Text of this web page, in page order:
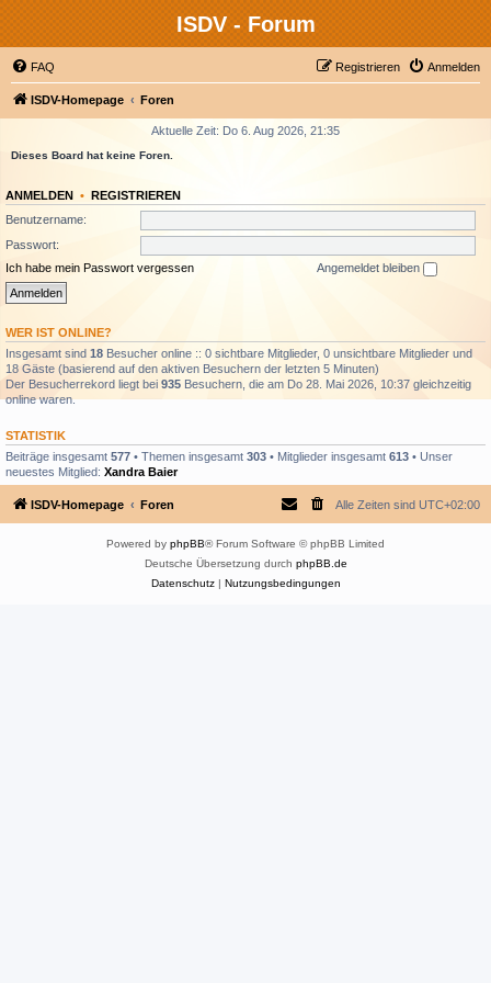
ISDV - Forum
FAQ Anmelden
Registrieren
ISDV-Homepage Foren
Aktuelle Zeit: Do 6. Aug 2026, 21:35
Dieses Board hat keine Foren.
ANMELDEN • REGISTRIEREN
Benutzername:
Passwort:
Ich habe mein Passwort vergessen
Angemeldet bleiben
WER IST ONLINE?
Insgesamt sind 18 Besucher online :: 0 sichtbare Mitglieder, 0 unsichtbare Mitglieder und
18 Gäste (basierend auf den aktiven Besuchern der letzten 5 Minuten)
Der Besucherrekord liegt bei 935 Besuchern, die am Do 28. Mai 2026, 10:37 gleichzeitig
online waren.
STATISTIK
Beiträge insgesamt 577 • Themen insgesamt 303 • Mitglieder insgesamt 613 • Unser
neuestes Mitglied: Xandra Baier
ISDV-Homepage Foren Alle Zeiten sind UTC+02:00
Powered by phpBB® Forum Software © phpBB Limited
Deutsche Übersetzung durch phpBB.de
Datenschutz| Nutzungsbedingungen